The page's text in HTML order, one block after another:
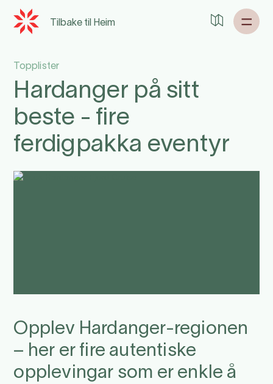
Tilbake til Heim
Topplister
Hardanger på sitt
beste - fire
ferdigpakka eventyr
Opplev Hardanger-regionen
– her er fire autentiske
opplevingar som er enkle å